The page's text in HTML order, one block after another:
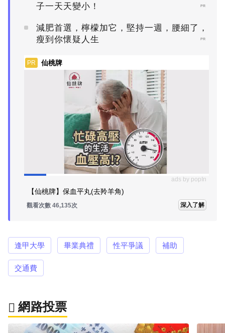
子一天天變小！
PR
減肥首選，檸檬加它，堅持一週，腰細了，
瘦到你懷疑人生
PR
PR 仙桃牌
ads by popIn
【仙桃牌】保血平丸(去羚羊角)
觀看次數 46,135次 深入了解
逢甲大學 畢業典禮 性平爭議 補助
交通費
網路投票